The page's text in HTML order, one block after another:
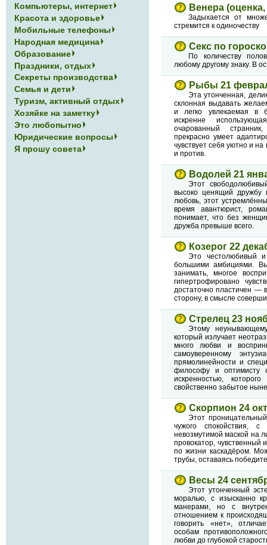
Венера
Задыхается от
стремится к одиночеству
Секс по
По количеству
любому другому знаку. В
Рыбы 21
Эта утонченная,
склонная выдавать
и легко увлекаемая в
искренне
очарованный
прекрасно умеет
чувствует себя уютно и
и против.
Водолей 21
Этот
высоко ценящий дружбу
любовь, этот
время авантюрист,
понимает, что без
дружба превыше всего.
Козерог 22
Это честолюбивый
большими амбициями.
занимать, многое
гипертрофировано
достаточно пластичен —
сторону, в смысле
Стрелец 23
Этому
который излучает
много любви и
самоуверенному
прямолинейности и
философу и оптимисту
искренностью,
свойственно забытое
Скорпион 24
Этот
чужого
невозмутимой маской на
провокатор, чувственный
по жизни каскадёром.
трубы, оставаясь
Весы 24
Этот утонченный
моралью, с изысканно
манерами, но с
отношением к
говорить «нет»,
особам
любви до глубокой
Компьютеры, интернет
Красота и здоровье
Мобильные телефоны
Народная медицина
Образование
Праздники, отдых
Секреты производства
Семья и дети
Туризм, активный отдых
Хозяйке на заметку
Это любопытно
Юридические вопросы
Я прошу совета